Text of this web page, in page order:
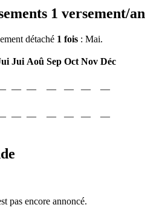
1 versement/an
détaché 1 fois : Mai.
Jui Aoû Sep Oct Nov Déc
— — — — —
—
— — — — —
—
pas encore annoncé.